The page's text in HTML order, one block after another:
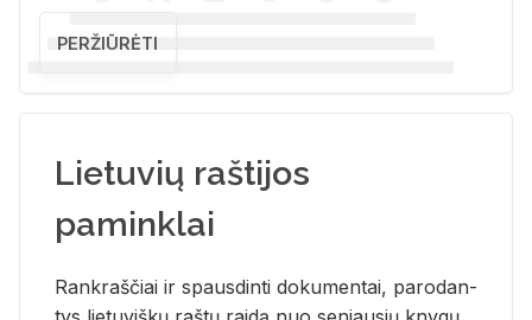
PERŽIŪRĖTI
Lietuvių raštijos
paminklai
Rank­raš­čiai ir spaus­din­ti do­ku­men­tai, pa­ro­dan­